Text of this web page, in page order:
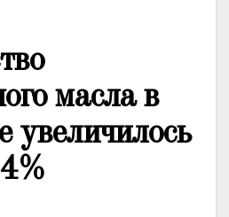
масла в
увеличилось